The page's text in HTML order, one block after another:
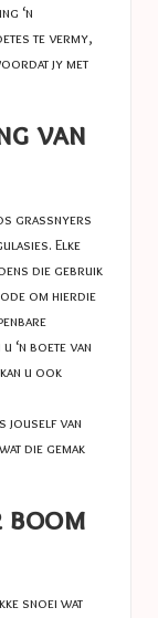
‘n
te vermy,
jy met
van
grassnyers
Elke
die gebruik
om hierdie
‘n boete van
u ook
jouself van
die gemak
snoei wat